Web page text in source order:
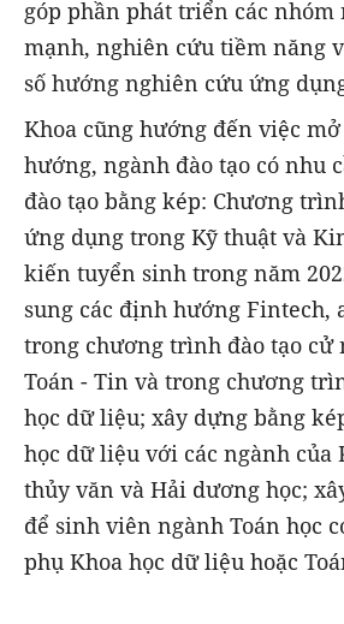
góp phần phát triển các
mạnh, nghiên cứu tiềm năng
số hướng nghiên cứu ứng
Khoa cũng hướng đến việc
hướng, ngành đào tạo có nhu
đào tạo bằng kép: Chương
ứng dụng trong Kỹ thuật và
kiến tuyển sinh trong năm
sung các định hướng Fintech,
trong chương trình đào tạo cử
Toán - Tin và trong chương
học dữ liệu; xây dựng bằng
học dữ liệu với các ngành của
thủy văn và Hải dương học;
để sinh viên ngành Toán học
phụ Khoa học dữ liệu hoặc